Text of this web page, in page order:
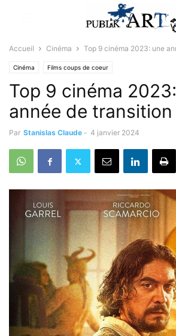
Accueil Cinéma Top 9 cinéma 2023: une
Cinéma Films coups de coeur
Top 9 cinéma
année de transition
Par Stanislas Claude - 4 janvier 2024